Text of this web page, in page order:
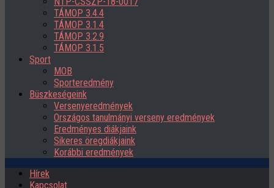
TÁMOP 3.4.4
TÁMOP 3.1.4
TÁMOP 3.2.9
TÁMOP 3.1.5
Sport
MOB
Sporteredmény
Büszkeségeink
Versenyeredmények
Országos tanulmányi verseny eredmények
Eredményes diákjaink
Sikeres öregdiákjaink
Korábbi eredmények
Hírek
Kapcsolat